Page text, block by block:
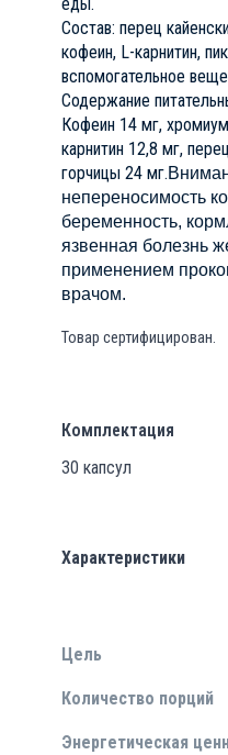
Состав: перец
кофеин, L-карнитин,
вспомогательное
Содержание
Кофеин 14 мг,
карнитин 12,8 мг,
горчицы 24 мг.
непереносимость
беременность,
язвенная болезнь
применением
врачом.
Товар сертифицирован.
Комплектация
30 капсул
Характеристики
Цель
Количество порций
Энергетическая